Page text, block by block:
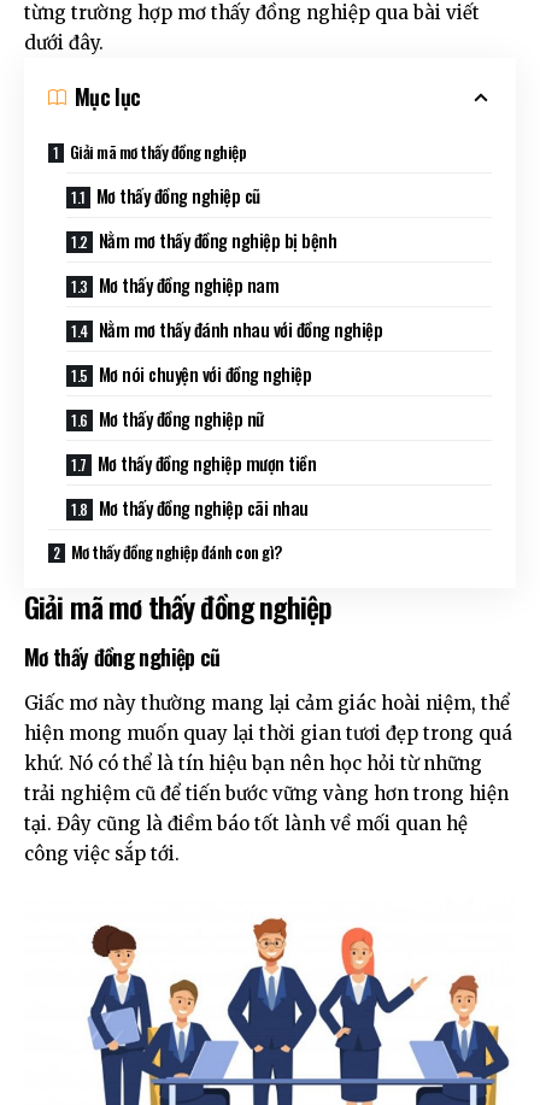
từng trường hợp mơ thấy đồng nghiệp qua bài viết
dưới đây.
Mục lục
Giải mã mơ thấy đồng nghiệp
Mơ thấy đồng nghiệp cũ
Nằm mơ thấy đồng nghiệp bị bệnh
Mơ thấy đồng nghiệp nam
Nằm mơ thấy đánh nhau với đồng nghiệp
Mơ nói chuyện với đồng nghiệp
Mơ thấy đồng nghiệp nữ
Mơ thấy đồng nghiệp mượn tiền
Mơ thấy đồng nghiệp cãi nhau
Mơ thấy đồng nghiệp đánh con gì?
Giải mã mơ thấy đồng nghiệp
Mơ thấy đồng nghiệp cũ
Giấc mơ này thường mang lại cảm giác hoài niệm, thể
hiện mong muốn quay lại thời gian tươi đẹp trong quá
khứ. Nó có thể là tín hiệu bạn nên học hỏi từ những
trải nghiệm cũ để tiến bước vững vàng hơn trong hiện
tại. Đây cũng là điềm báo tốt lành về mối quan hệ
công việc sắp tới.